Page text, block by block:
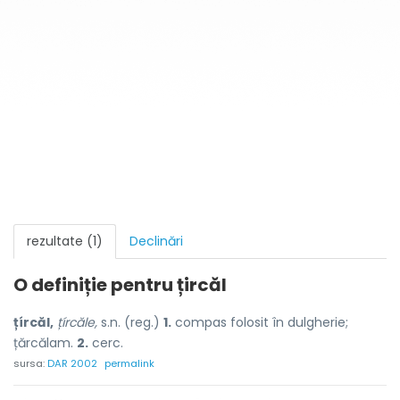
rezultate (1) Declinări
O definiție pentruțircăl
țírcăl, țírcăle, s.n. (reg.) 1. compas folosit în dulgherie;
țărcălam. 2. cerc.
sursa:DAR 2002 permalink